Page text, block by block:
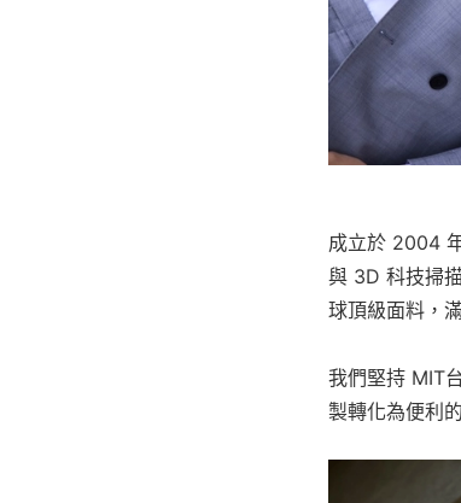
成立於 2004
與 3D 科技掃
球頂級面料，
我們堅持 MIT
製轉化為便利